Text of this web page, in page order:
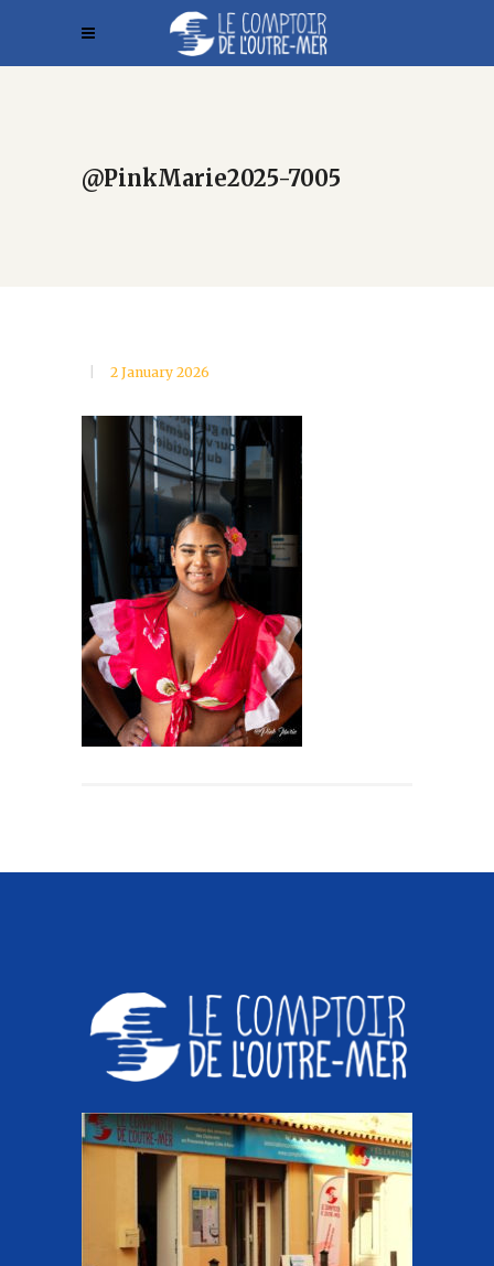
@PinkMarie2025-7005
2 January 2026